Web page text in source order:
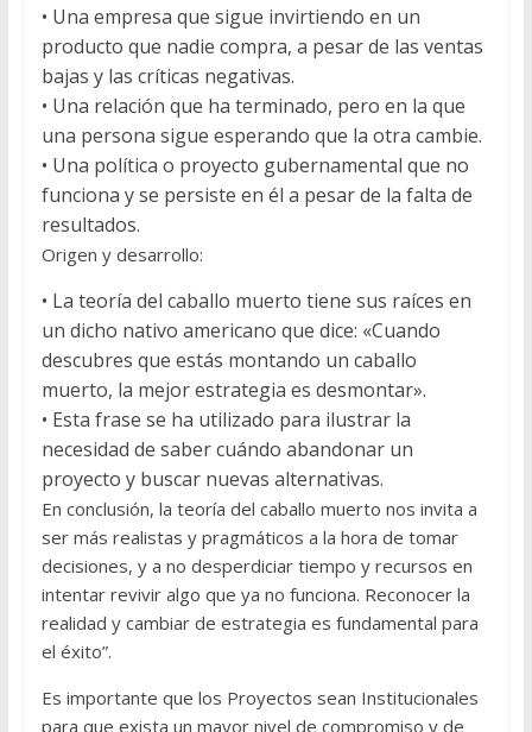
• Una empresa que sigue invirtiendo en un
producto que nadie compra, a pesar de las ventas
bajas y las críticas negativas.
• Una relación que ha terminado, pero en la que
una persona sigue esperando que la otra cambie.
• Una política o proyecto gubernamental que no
funciona y se persiste en él a pesar de la falta de
resultados.
Origen y desarrollo:
• La teoría del caballo muerto tiene sus raíces en
un dicho nativo americano que dice: «Cuando
descubres que estás montando un caballo
muerto, la mejor estrategia es desmontar».
• Esta frase se ha utilizado para ilustrar la
necesidad de saber cuándo abandonar un
proyecto y buscar nuevas alternativas.
En conclusión, la teoría del caballo muerto nos invita a
ser más realistas y pragmáticos a la hora de tomar
decisiones, y a no desperdiciar tiempo y recursos en
intentar revivir algo que ya no funciona. Reconocer la
realidad y cambiar de estrategia es fundamental para
el éxito”.
Es importante que los Proyectos sean Institucionales
para que exista un mayor nivel de compromiso y de